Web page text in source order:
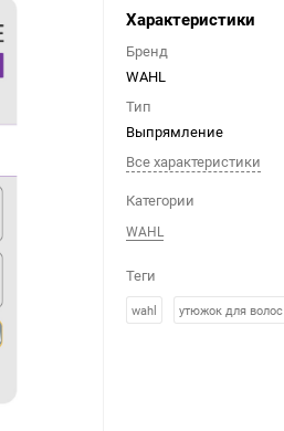
Характеристики
Бренд
WAHL
Тип
Выпрямление
Все характеристики
Категории
WAHL
Теги
wahl утюжок для волос